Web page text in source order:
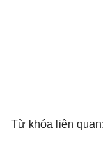
Từ khóa liên quan: